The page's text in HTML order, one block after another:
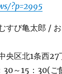
?p=2995
すび亀太郎 /
央区北1条西
30～15：30(ご